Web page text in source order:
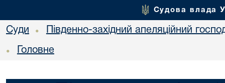
Судова влада
Суди • Південно-західний апеляційний
• Головне